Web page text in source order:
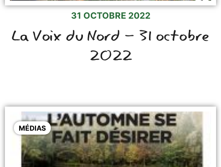
31 OCTOBRE 2022
La Voix du Nord - 31 octobre
2022
MÉDIAS